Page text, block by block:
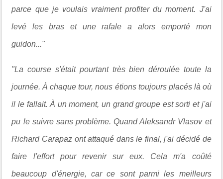
parce que je voulais vraiment profiter du moment. J'ai
levé les bras et une rafale a alors emporté mon
guidon..."
"La course s'était pourtant très bien déroulée toute la
journée. À chaque tour, nous étions toujours placés là où
il le fallait. À un moment, un grand groupe est sorti et j'ai
pu le suivre sans problème. Quand Aleksandr Vlasov et
Richard Carapaz ont attaqué dans le final, j'ai décidé de
faire l'effort pour revenir sur eux. Cela m'a coûté
beaucoup d'énergie, car ce sont parmi les meilleurs